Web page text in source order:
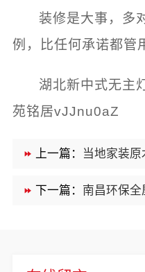
装修是大事，多
例，比任何承诺都管
湖北新中式无主
苑铭居vJJnu0aZ
上一篇： 当地家装原木风
下一篇： 南昌环保全屋定制